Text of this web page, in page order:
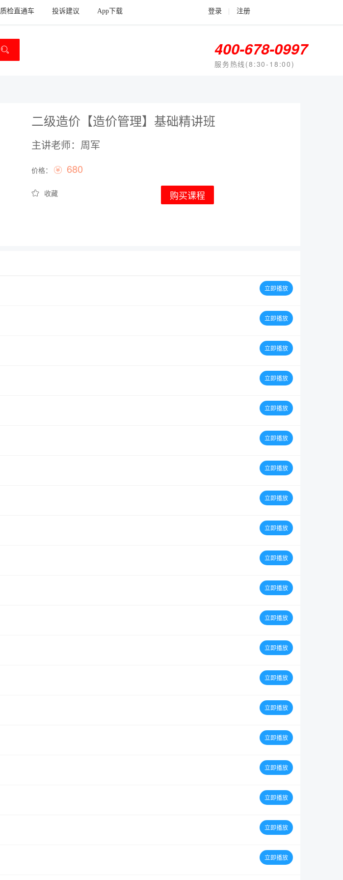
质检直通车 投诉建议 App下载 登录 注册
400-678-0997
服务热线(8:30-18:00)
二级造价【造价管理】基础精讲班
主讲老师：周军
价格： 680
收藏 购买课程
立即播放
立即播放
立即播放
立即播放
立即播放
立即播放
立即播放
立即播放
立即播放
立即播放
立即播放
立即播放
立即播放
立即播放
立即播放
立即播放
立即播放
立即播放
立即播放
立即播放